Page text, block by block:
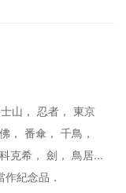
山， 忍者， 東京
， 番傘， 千鳥，
克希， 劍， 鳥居...
紀念品．